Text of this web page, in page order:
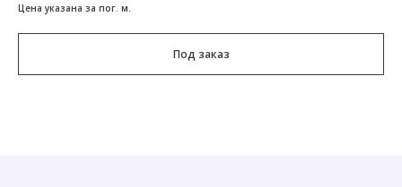
Цена указана за пог. м.
Под заказ